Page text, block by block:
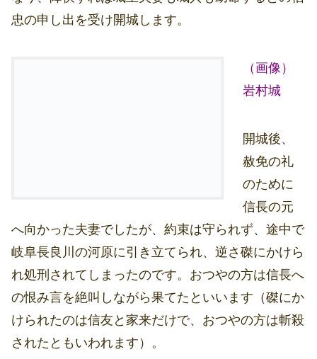
忠の申し出を受け開城します。
（画像）
岩村城
開城後、
赦免の礼
のために
信長の元
へ向かった夫妻でしたが、約束は守られず、途中で
岐阜長良川の河原に引き立てられ、逆さ磔にかけら
れ処刑されてしまったのです。おつやの方は信長へ
の恨み言を絶叫しながら果てたといいます（磔にか
けられたのは信友と家来だけで、おつやの方は斬殺
されたともいわれます）。